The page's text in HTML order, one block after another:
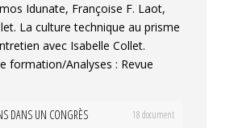
Idunate, Françoise F. Laot,
La culture technique au prisme
avec Isabelle Collet.
formation/Analyses : Revue
1024.
DANS UN CONGRÈS 18 document